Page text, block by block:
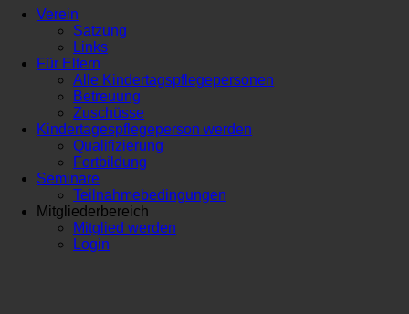
Verein
Satzung
Links
Für Eltern
Alle Kindertagspflegepersonen
Betreuung
Zuschüsse
Kindertagespflegeperson werden
Qualifizierung
Fortbildung
Seminare
Teilnahmebedingungen
Mitgliederbereich
Mitglied werden
Login